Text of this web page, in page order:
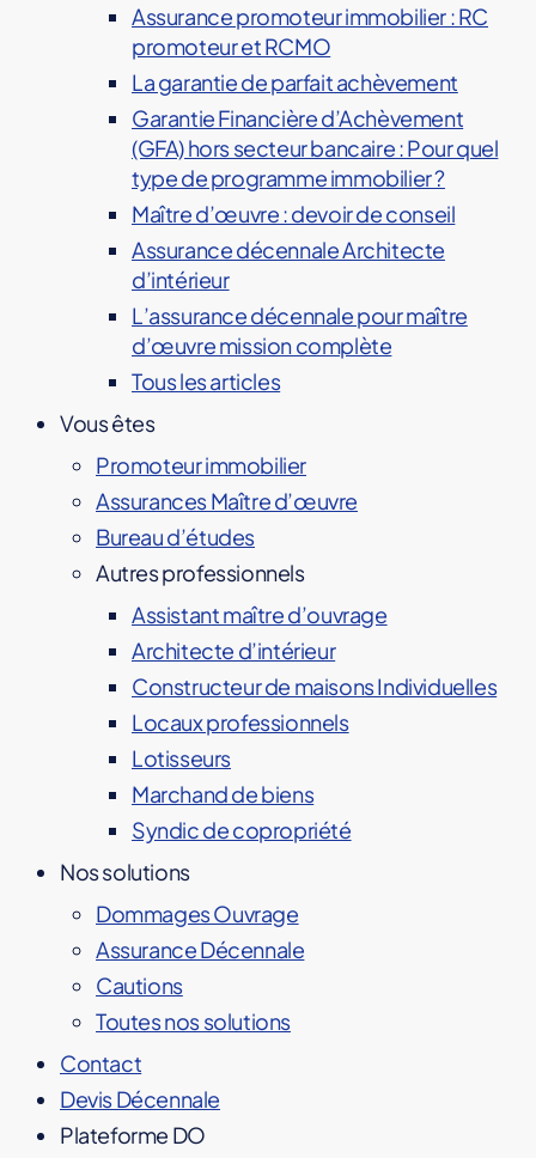
Assurance promoteur immobilier : RC
promoteur et RCMO
La garantie de parfait achèvement
Garantie Financière d’Achèvement
(GFA) hors secteur bancaire : Pour quel
type de programme immobilier ?
Maître d’œuvre : devoir de conseil
Assurance décennale Architecte
d’intérieur
L’assurance décennale pour maître
d’œuvre mission complète
Tous les articles
Vous êtes
Promoteur immobilier
Assurances Maître d’œuvre
Bureau d’études
Autres professionnels
Assistant maître d’ouvrage
Architecte d’intérieur
Constructeur de maisons Individuelles
Locaux professionnels
Lotisseurs
Marchand de biens
Syndic de copropriété
Nos solutions
Dommages Ouvrage
Assurance Décennale
Cautions
Toutes nos solutions
Contact
Devis Décennale
Plateforme DO